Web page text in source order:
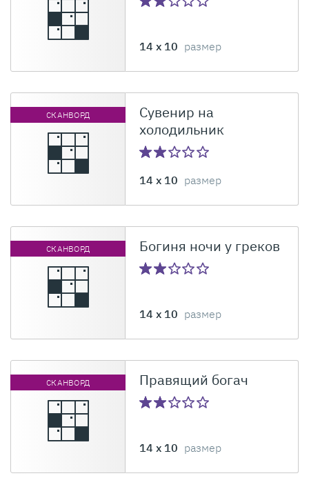
14 x 10 размер
СКАНВОРД
Сувенир на
холодильник
14 x 10 размер
СКАНВОРД Богиня ночи у греков
14 x 10 размер
СКАНВОРД Правящий богач
14 x 10 размер